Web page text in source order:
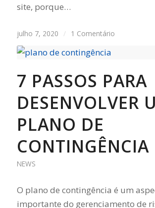
site, porque…
julho 7, 2020 / 1 Comentário
7 PASSOS PARA
DESENVOLVER
PLANO DE
CONTINGÊNCIA
NEWS
O plano de contingência é um
importante do gerenciamento de